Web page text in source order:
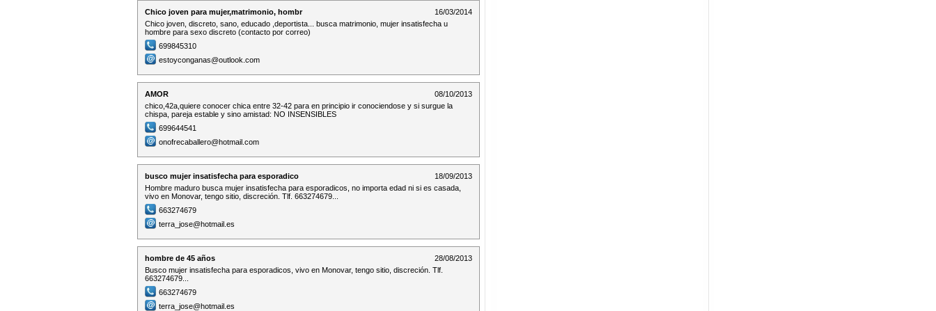
Chico joven para mujer,matrimonio, hombr
16/03/2014
Chico joven, discreto, sano, educado ,deportista... busca matrimonio, mujer insatisfecha u
hombre para sexo discreto (contacto por correo)
699845310
estoyconganas@outlook.com
AMOR
08/10/2013
chico,42a,quiere conocer chica entre 32-42 para en principio ir conociendose y si surgue la
chispa, pareja estable y sino amistad: NO INSENSIBLES
699644541
onofrecaballero@hotmail.com
busco mujer insatisfecha para esporadico
18/09/2013
Hombre maduro busca mujer insatisfecha para esporadicos, no importa edad ni si es casada,
vivo en Monovar, tengo sitio, discreción. Tlf. 663274679...
663274679
terra_jose@hotmail.es
hombre de 45 años
28/08/2013
Busco mujer insatisfecha para esporadicos, vivo en Monovar, tengo sitio, discreción. Tlf.
663274679...
663274679
terra_jose@hotmail.es